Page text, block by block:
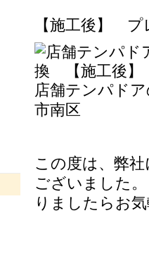
【施工後】 プ
店舗テンパド
市南区
この度は、弊
ございました
りましたらお